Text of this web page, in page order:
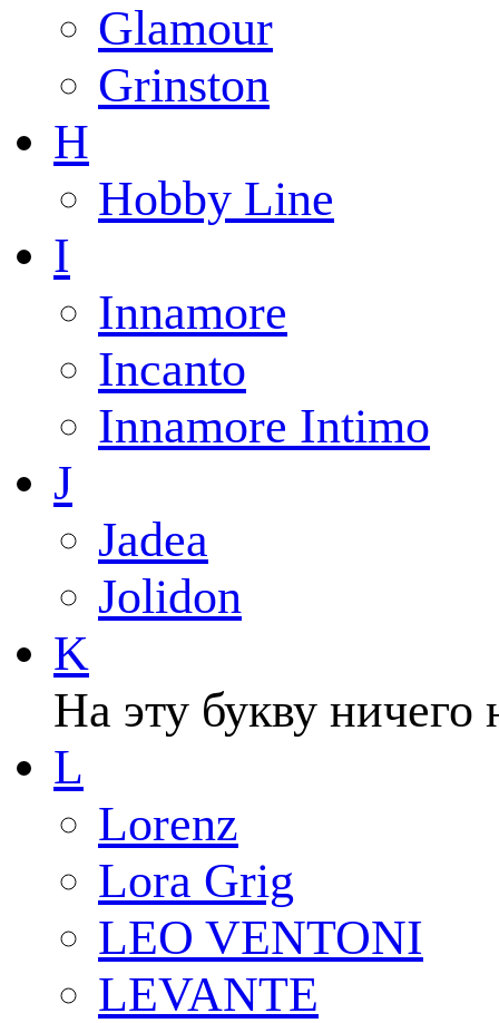
Glamour
Grinston
H
Hobby Line
I
Innamore
Incanto
Innamore Intimo
J
Jadea
Jolidon
K
На эту букву ничего
L
Lorenz
Lora Grig
LEO VENTONI
LEVANTE